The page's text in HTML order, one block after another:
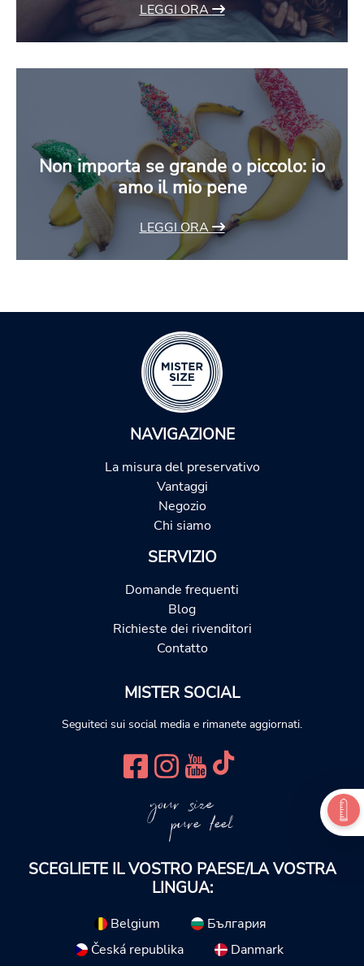
LEGGI ORA
Non importa se grande o piccolo: io
amo il mio pene
LEGGI ORA
NAVIGAZIONE
La misura del preservativo
Vantaggi
Negozio
Chi siamo
SERVIZIO
Domande frequenti
Blog
Richieste dei rivenditori
Contatto
MISTER SOCIAL
Seguiteci sui social media e rimanete aggiornati.
your size
pure feel
SCEGLIETE IL VOSTRO PAESE/LA VOSTRA
LINGUA:
Belgium
България
Česká republika
Danmark